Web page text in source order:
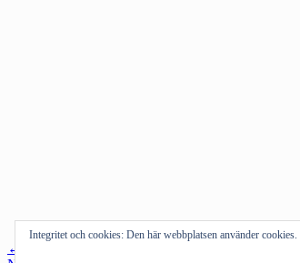
Inläggsnavigering
←
Integritet och cookies: Den här webbplatsen använder